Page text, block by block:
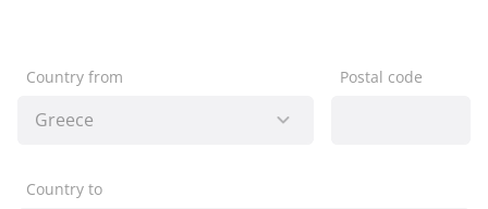
Country from Postal code
Country to